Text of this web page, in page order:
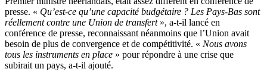
presse. « Qu’est-ce qu’une capacité budgétaire ? Les Pays-Bas sont
réellement contre une Union de transfert », a-t-il lancé en
conférence de presse, reconnaissant néanmoins que l’Union avait
besoin de plus de convergence et de compétitivité. « Nous avons
tous les instruments en place » pour répondre à une crise que
subirait un pays, a-t-il ajouté.